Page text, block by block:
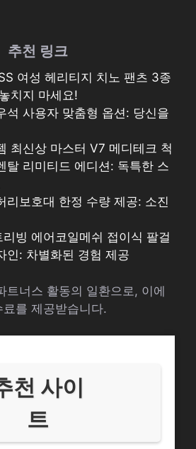
추천 링크
여성 헤리티지 치노 팬츠 3종
치지 마세요!
석 사용자 맞춤형 옵션: 당신을
최신상 마스터 V7 메디테크 척
탈 리미티드 에디션: 독특한 스
리보호대 한정 수량 제공: 소진
리빙 에어코일메쉬 접이식 팔걸
인: 차별화된 경험 제공
트너스 활동의 일환으로, 이에
를 제공받습니다.
천 사이
트